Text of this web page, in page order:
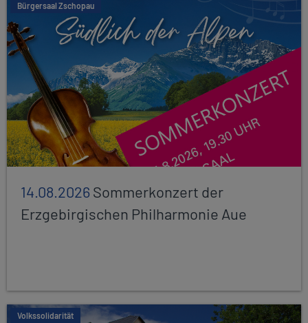
Bürgersaal Zschopau
14.08.2026Sommerkonzert der
Erzgebirgischen Philharmonie Aue
Volkssolidarität